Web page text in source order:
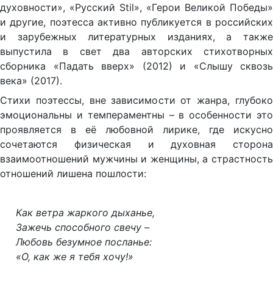
духовности», «Русский Stil», «Герои Великой Победы»
и другие, поэтесса активно публикуется в российских
и зарубежных литературных изданиях, а также
выпустила в свет два авторских стихотворных
сборника «Падать вверх» (2012) и «Слышу сквозь
века» (2017).
Стихи поэтессы, вне зависимости от жанра, глубоко
эмоциональны и темпераментны – в особенности это
проявляется в её любовной лирике, где искусно
сочетаются физическая и духовная сторона
взаимоотношений мужчины и женщины, а страстность
отношений лишена пошлости:
Как ветра жаркого дыханье,
Зажечь способного свечу –
Любовь безумное посланье:
«О, как же я тебя хочу!»